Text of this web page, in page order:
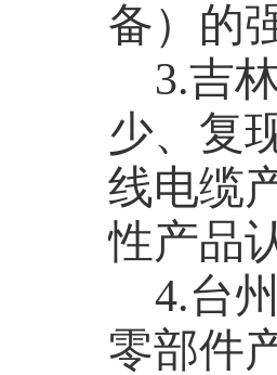
备）的
3.吉
少、复
线电缆
性产品
4.台
零部件